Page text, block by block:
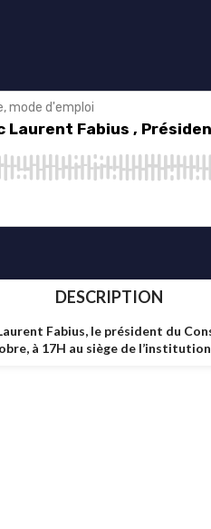
DESCRIPTION
Fabius, le président du
à 17H au siège de